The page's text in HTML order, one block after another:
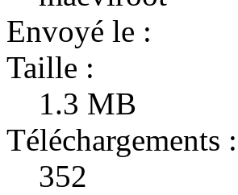
Envoyé le :
Taille :
1.3 MB
Téléchargements :
352